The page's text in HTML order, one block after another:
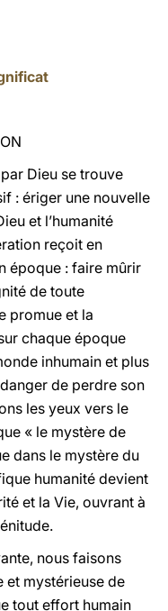
Dieu se trouve
: ériger une nouvelle
et l’humanité
reçoit en
époque : faire mûrir
de toute
promue et la
chaque époque
inhumain et plus
de perdre son
les yeux vers le
« le mystère de
dans le mystère du
humanité devient
et la Vie, ouvrant à
nous faisons
et mystérieuse de
tout effort humain